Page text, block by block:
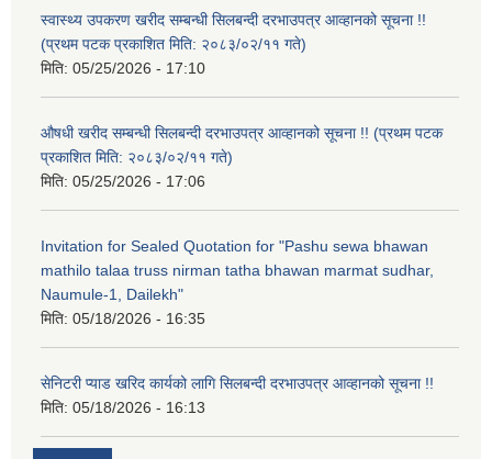
स्वास्थ्य उपकरण खरीद सम्बन्धी सिलबन्दी दरभाउपत्र आव्हानको सूचना !!
(प्रथम पटक प्रकाशित मिति: २०८३/०२/११ गते)
मिति: 05/25/2026 - 17:10
औषधी खरीद सम्बन्धी सिलबन्दी दरभाउपत्र आव्हानको सूचना !! (प्रथम पटक
प्रकाशित मिति: २०८३/०२/११ गते)
मिति: 05/25/2026 - 17:06
Invitation for Sealed Quotation for "Pashu sewa bhawan
mathilo talaa truss nirman tatha bhawan marmat sudhar,
Naumule-1, Dailekh"
मिति: 05/18/2026 - 16:35
सेनिटरी प्याड खरिद कार्यको लागि सिलबन्दी दरभाउपत्र आव्हानको सूचना !!
मिति: 05/18/2026 - 16:13